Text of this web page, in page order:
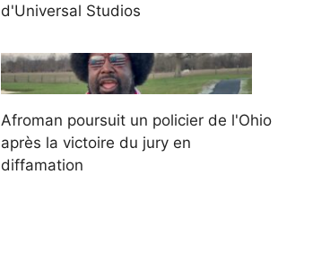
d'Universal Studios
Afroman poursuit un policier de l'Ohio
après la victoire du jury en
diffamation